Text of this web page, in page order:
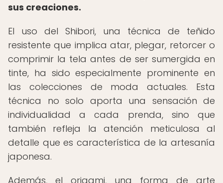
sus creaciones.
El uso del Shibori, una técnica de teñido
resistente que implica atar, plegar, retorcer o
comprimir la tela antes de ser sumergida en
tinte, ha sido especialmente prominente en
las colecciones de moda actuales. Esta
técnica no solo aporta una sensación de
individualidad a cada prenda, sino que
también refleja la atención meticulosa al
detalle que es característica de la artesanía
japonesa.
Además, el origami, una forma de arte